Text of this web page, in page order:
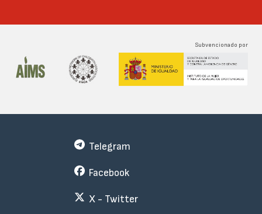
Subvencionado por
Telegram
Facebook
X - Twitter